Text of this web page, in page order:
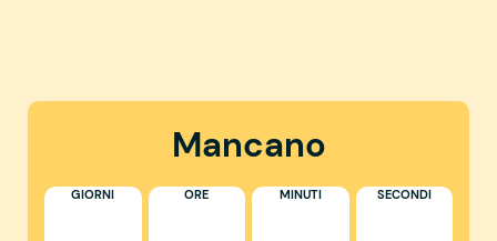
Mancano
GIORNI ORE MINUTI SECONDI